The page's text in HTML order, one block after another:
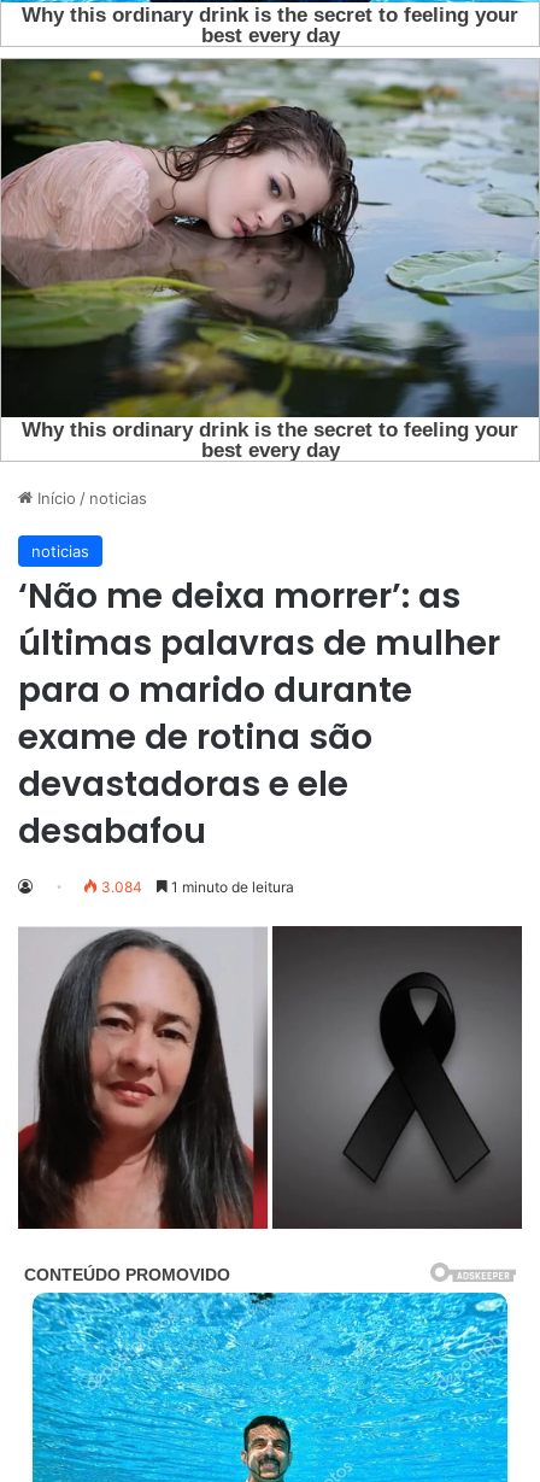
Início / noticias
noticias
‘Não me deixa morrer’: as
últimas palavras de mulher
para o marido durante
exame de rotina são
devastadoras e ele
desabafou
3.084 1 minuto de leitura